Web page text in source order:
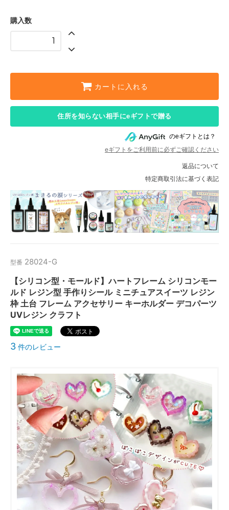
購入数
カートに入れる
住所を知らない相手にeギフトで贈る
のeギフトとは？
eギフトをご利用前に必ずご確認ください
返品について
特定商取引法に基づく表記
型番 28024-G
【シリコン型・モールド】ハートフレーム シリコンモー
ルド レジン型 手作りシール ミニチュアスイーツ レジン
枠 土台 フレーム アクセサリー キーホルダー デコパーツ
UVレジン クラフト
3 件のレビュー